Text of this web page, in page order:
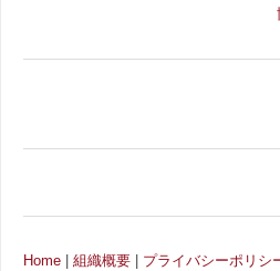
Home 組織概要 プライバシーポリシ